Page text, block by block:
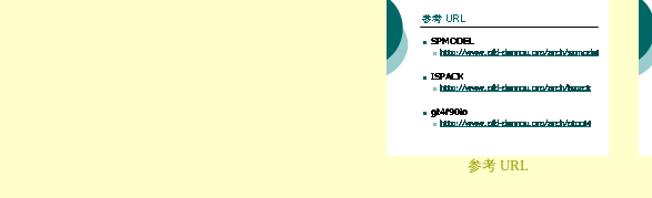
参考 URL